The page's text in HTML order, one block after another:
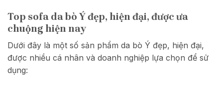
Top sofa da bò Ý đẹp, hiện đại, được ưa
chuộng hiện nay
Dưới đây là một số sản phẩm da bò Ý đẹp, hiện đại,
được nhiều cá nhân và doanh nghiệp lựa chọn để sử
dụng: